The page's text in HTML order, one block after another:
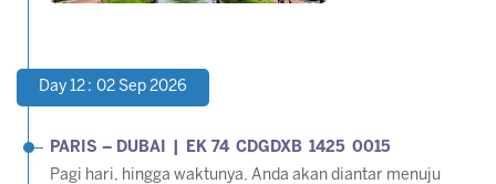
Day 12 : 02 Sep 2026
PARIS – DUBAI | EK 74 CDGDXB 1425 0015
Pagi hari, hingga waktunya, Anda akan diantar menuju